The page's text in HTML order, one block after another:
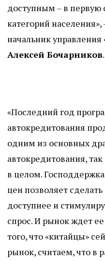
доступным – в первую
категорий
начальник
Алексей Бочарников.
«Последний год
автокредитования
одним из основных
автокредитования,
в целом.
цен позволяет
доступнее и
спрос. И рынок ждет
того, что «китайцы»
рынок, считаем, что в